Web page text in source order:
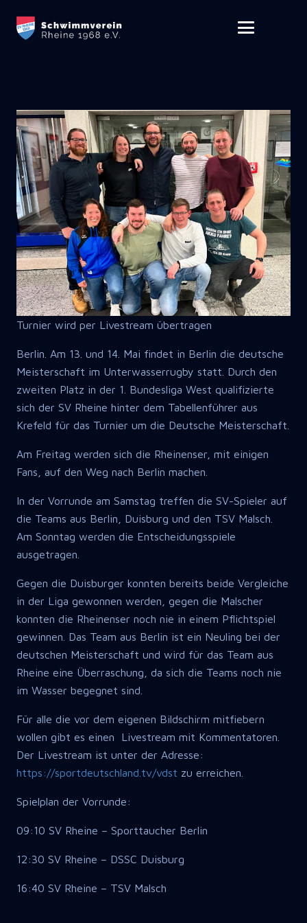
Turnier wird per Livestream übertragen
Berlin. Am 13. und 14. Mai findet in Berlin die deutsche
Meisterschaft im Unterwasserrugby statt. Durch den
zweiten Platz in der 1. Bundesliga West qualifizierte
sich der SV Rheine hinter dem Tabellenführer aus
Krefeld für das Turnier um die Deutsche Meisterschaft.
Am Freitag werden sich die Rheinenser, mit einigen
Fans, auf den Weg nach Berlin machen.
In der Vorrunde am Samstag treffen die SV-Spieler auf
die Teams aus Berlin, Duisburg und den TSV Malsch.
Am Sonntag werden die Entscheidungsspiele
ausgetragen.
Gegen die Duisburger konnten bereits beide Vergleiche
in der Liga gewonnen werden, gegen die Malscher
konnten die Rheinenser noch nie in einem Pflichtspiel
gewinnen. Das Team aus Berlin ist ein Neuling bei der
deutschen Meisterschaft und wird für das Team aus
Rheine eine Überraschung, da sich die Teams noch nie
im Wasser begegnet sind.
Für alle die vor dem eigenen Bildschirm mitfiebern
wollen gibt es einen Livestream mit Kommentatoren.
Der Livestream ist unter der Adresse:
https://sportdeutschland.tv/vdst zu erreichen.
Spielplan der Vorrunde:
09:10 SV Rheine – Sporttaucher Berlin
12:30 SV Rheine – DSSC Duisburg
16:40 SV Rheine – TSV Malsch